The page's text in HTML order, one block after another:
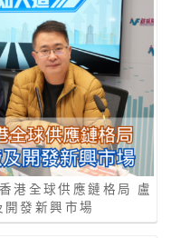
港全球供應鏈格局 盧
發新興市場